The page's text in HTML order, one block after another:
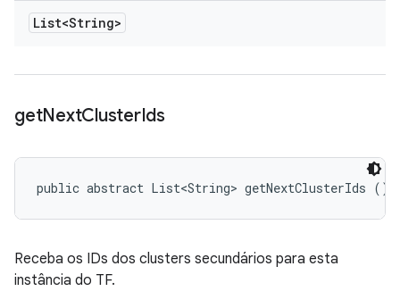
List<String>
getNextClusterIds
public abstract List<String> getNextClusterIds ()
Receba os IDs dos clusters secundários para esta
instância do TF.